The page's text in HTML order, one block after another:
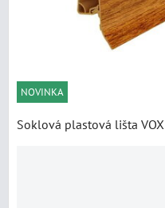
NOVINKA
Soklová plastová lišta VOX